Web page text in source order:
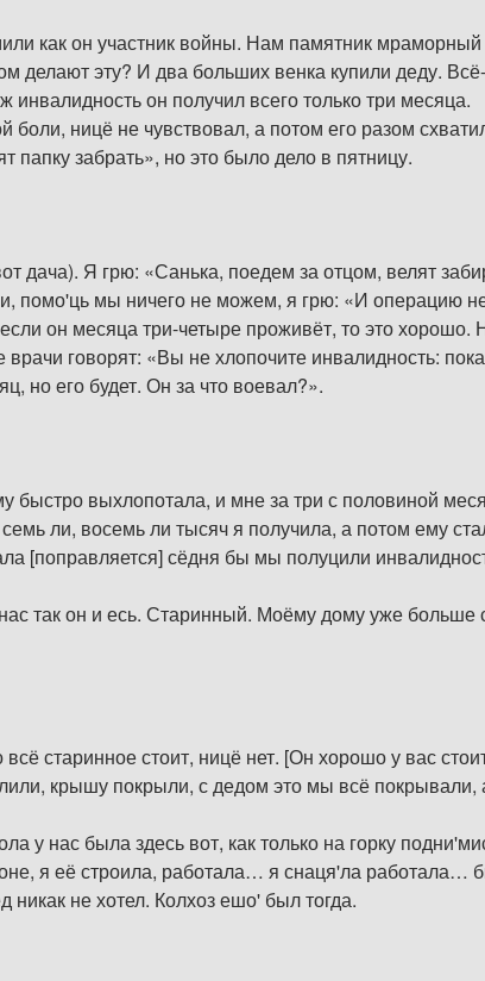
как он участник войны. Нам памятник мраморный
делают эту? И два больших венка купили деду.
инвалидность он получил всего только три месяца.
боли, ницё не чувствовал, а потом его разом
папку забрать», но это было дело в пятницу.
дача). Я грю: «Санька, поедем за отцом, велят
помо'ць мы ничего не можем, я грю: «И операцию
он месяца три-четыре проживёт, то это
врачи говорят: «Вы не хлопочите инвалидность:
но его будет. Он за что воевал?».
быстро выхлопотала, и мне за три с половиной
ли, восемь ли тысяч я получила, а потом ему
[поправляется] сёдня бы мы полуцили
так он и есь. Старинный. Моёму дому уже больше
всё старинное стоит, ницё нет. [Он хорошо у вас
крышу покрыли, с дедом это мы всё покрывали,
у нас была здесь вот, как только на горку
я её строила, работала… я снаця'ла
никак не хотел. Колхоз ешо' был тогда.